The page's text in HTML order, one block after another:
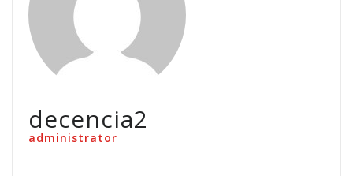
decencia2
administrator